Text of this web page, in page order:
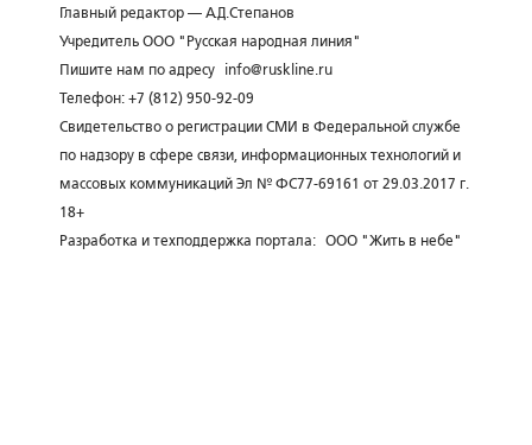
Главный редактор — А.Д.Степанов
Учредитель ООО "Русская народная линия"
Пишите нам по адресу
info@ruskline.ru
Телефон: +7 (812) 950-92-09
Свидетельство о регистрации СМИ в Федеральной службе
по надзору в сфере связи, информационных технологий и
массовых коммуникаций Эл № ФС77-69161 от 29.03.2017 г.
18+
Разработка и техподдержка портала: ООО "Жить в небе"